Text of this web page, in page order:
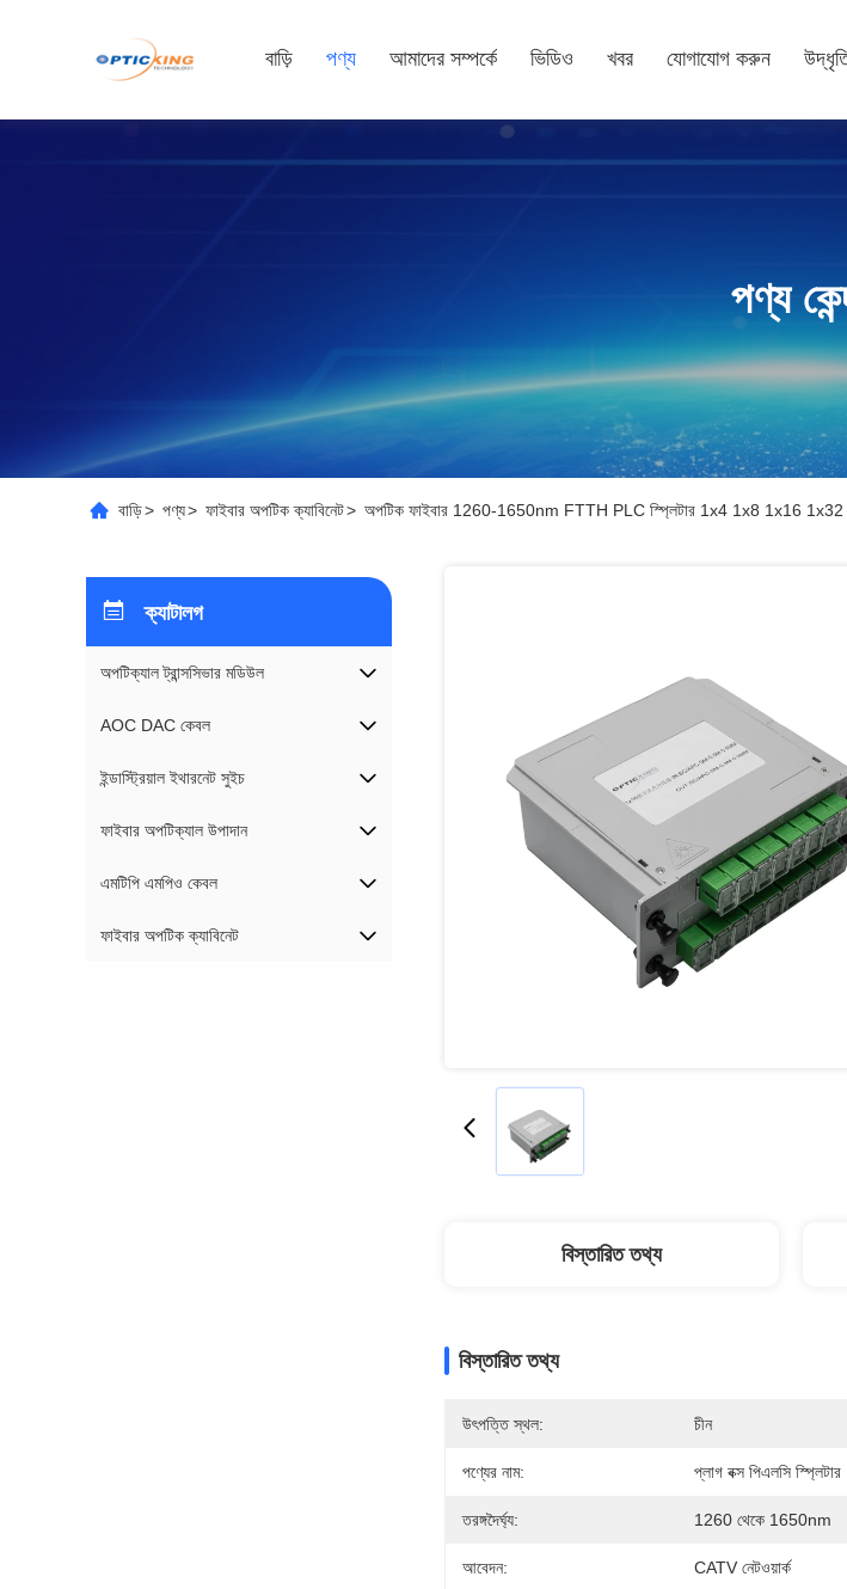
বাড়ি পণ্য আমাদের সম্পর্কে ভিডিও খবর যোগাযোগ করুন
পণ্য
বাড়ি> পণ্য> ফাইবার অপটিক ক্যাবিনেট> অপটিক ফাইবার 1260-1650nm FTTH PLC স্প্লিটার 1x4 1x8 1x16
ক্যাটালগ
অপটিক্যাল ট্রান্সসিভার মডিউল
AOC DAC কেবল
ইন্ডাস্ট্রিয়াল ইথারনেট সুইচ
ফাইবার অপটিক্যাল উপাদান
এমটিপি এমপিও কেবল
ফাইবার অপটিক ক্যাবিনেট
বিস্তারিত তথ্য
বিস্তারিত তথ্য
উৎপত্তি স্থল: চীন
পণ্যের নাম: প্লাগ বক্স পিএলসি স্প্লিটার
তরঙ্গদৈর্ঘ্য: 1260 থেকে 1650nm
আবেদন: CATV নেটওয়ার্ক